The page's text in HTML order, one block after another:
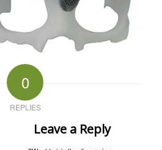
0
REPLIES
Leave a Reply